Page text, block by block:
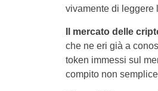
vivamente di leggere
Il mercato delle
che ne eri già a
token immessi sul
compito non